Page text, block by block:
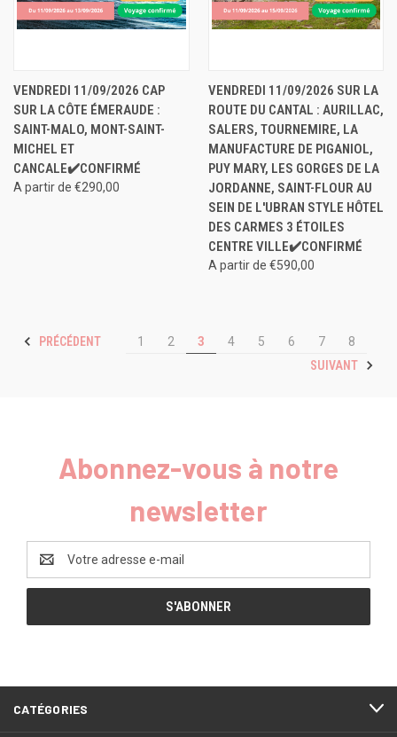
VENDREDI 11/09/2026 CAP
SUR LA CÔTE ÉMERAUDE :
SAINT-MALO, MONT-SAINT-
MICHEL ET
CANCALE✔️CONFIRMÉ
A partir de €290,00
VENDREDI 11/09/2026 SUR LA
ROUTE DU CANTAL : AURILLAC,
SALERS, TOURNEMIRE, LA
MANUFACTURE DE PIGANIOL,
PUY MARY, LES GORGES DE LA
JORDANNE, SAINT-FLOUR AU
SEIN DE L'UBRAN STYLE HÔTEL
DES CARMES 3 ÉTOILES
CENTRE VILLE✔️CONFIRMÉ
A partir de €590,00
PRÉCÉDENT 1 2 3 4 5 6 7
8
SUIVANT
Abonnez-vous à notre
newsletter
mail
CATÉGORIES